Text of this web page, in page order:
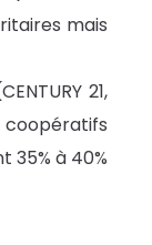
mais
21,
35% à 40%